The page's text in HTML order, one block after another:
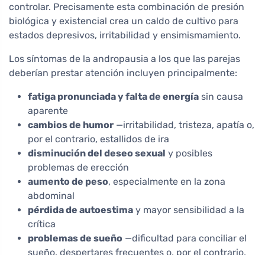
controlar. Precisamente esta combinación de presión
biológica y existencial crea un caldo de cultivo para
estados depresivos, irritabilidad y ensimismamiento.
Los síntomas de la andropausia a los que las parejas
deberían prestar atención incluyen principalmente:
fatiga pronunciada y falta de energía sin causa
aparente
cambios de humor —irritabilidad, tristeza, apatía o,
por el contrario, estallidos de ira
disminución del deseo sexual y posibles
problemas de erección
aumento de peso, especialmente en la zona
abdominal
pérdida de autoestima y mayor sensibilidad a la
crítica
problemas de sueño —dificultad para conciliar el
sueño, despertares frecuentes o, por el contrario,